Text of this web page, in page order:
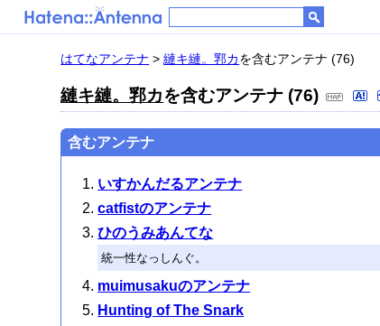
はてなアンテナ >縺キ縺。郛カを含むアンテナ (76)
縺キ縺。郛カを含むアンテナ (76)
含むアンテナ
いすかんだるアンテナ
catfistのアンテナ
ひのうみあんてな
統一性なっしんぐ。
muimusakuのアンテナ
Hunting of The Snark